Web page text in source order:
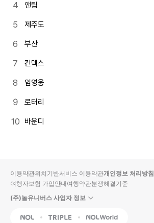
앤팀
제주도
부산
킨텍스
임영웅
로터리
바운디
이용약관위치기반서비스 이용약관개인정보 처리방침
여행자보험 가입안내여행약관분쟁해결기준
(주)놀유니버스 사업자 정보
NOL Triple Interpark Global